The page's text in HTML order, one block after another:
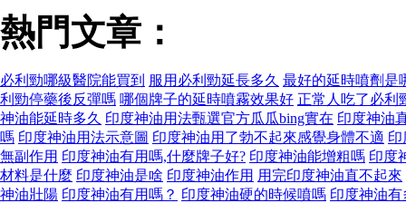
熱門文章：
必利勁哪級醫院能買到 服用必利勁延長多久 最好的延時噴劑是
利勁停藥後反彈嗎 哪個牌子的延時噴霧效果好 正常人吃了必利
神油能延時多久 印度神油用法甄選官方瓜瓜bing實在 印度神油
嗎 印度神油用法示意圖 印度神油用了勃不起來感覺身體不適 印
無副作用 印度神油有用嗎,什麼牌子好? 印度神油能增粗嗎 印度
材料是什麼 印度神油是啥 印度神油作用 用完印度神油直不起來
神油壯陽 印度神油有用嗎？ 印度神油硬的時候噴嗎 印度神油有